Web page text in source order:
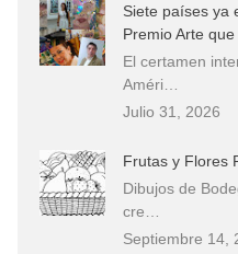
Siete países ya
Premio Arte
El certamen
Améri…
Julio 31, 2026
Frutas y Flores
Dibujos de
cre…
Septiembre 14,